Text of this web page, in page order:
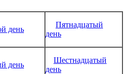
день
Пятнадцатый
день
день
Шестнадцатый
день